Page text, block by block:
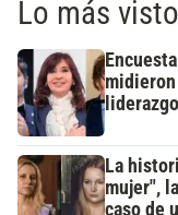
Lo más
La
mujer",
caso de